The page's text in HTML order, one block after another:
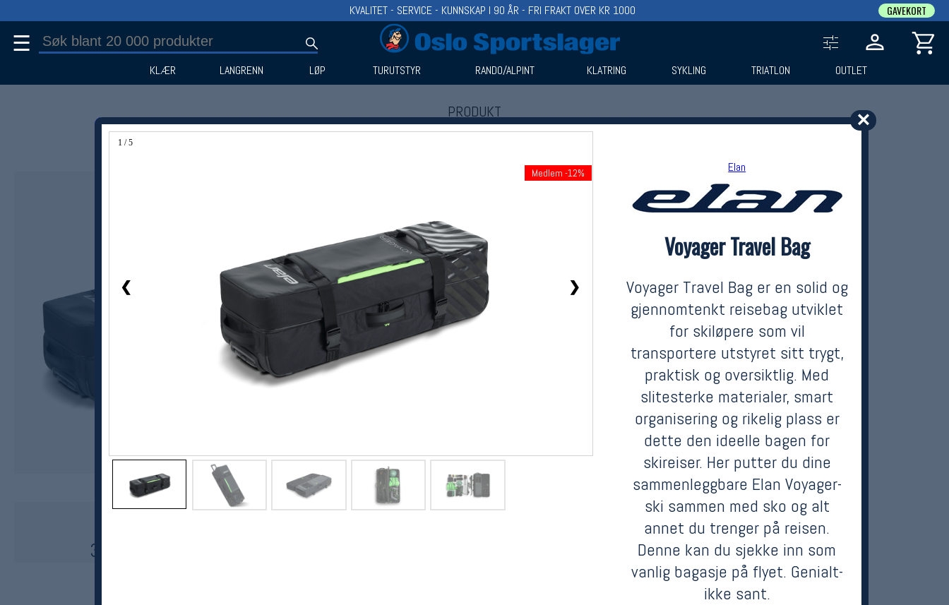
✕
1 / 5
❮ ❯
Medlem -12% Elan
Voyager Travel Bag
Voyager Travel Bag er en solid og
gjennomtenkt reisebag utviklet
for skiløpere som vil
transportere utstyret sitt trygt,
praktisk og oversiktlig. Med
slitesterke materialer, smart
organisering og rikelig plass er
dette den ideelle bagen for
skireiser. Her putter du dine
sammenleggbare Elan Voyager-
ski sammen med sko og alt
annet du trenger på reisen.
Denne kan du sjekke inn som
vanlig bagasje på flyet. Genialt-
ikke sant.
KVALITET - SERVICE - KUNNSKAP I 90 ÅR - FRI FRAKT OVER KR 1000 GAVEKORT
☰
KLÆR LANGRENN LØP TURUTSTYR RANDO/ALPINT KLATRING SYKLING TRIATLON OUTLET
PRODUKT
Produkter (1)
Elan
3999,-